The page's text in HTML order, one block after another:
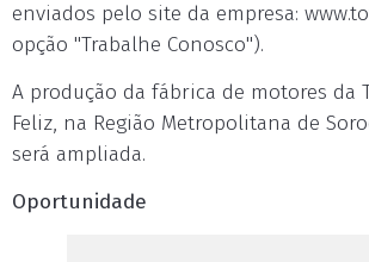
enviados pelo site da empresa:
opção "Trabalhe Conosco").
A produção da fábrica de motores da
Feliz, na Região Metropolitana de
será ampliada.
Oportunidade